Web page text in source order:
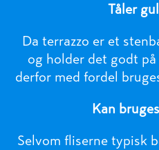
Tåler
Da terrazzo er et
og holder det godt på
derfor med fordel
Kan
Selvom fliserne typisk